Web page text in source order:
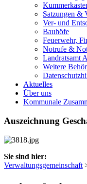
Satzungen &
Ver- und
Bauhöfe
Feuerwehr,
Notrufe &
Landratsamt
Weitere
Aktuelles
Über uns
Kommunale
Auszeichnung
Sie sind hier:
Verwaltungsgemeinschaft